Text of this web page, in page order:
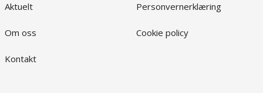
Aktuelt
Om oss
Kontakt
Personvernerklæring
Cookie policy